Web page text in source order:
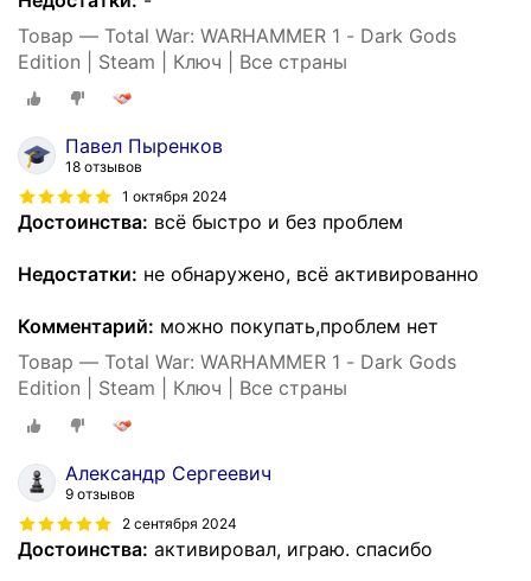
Товар — Total War: WARHAMMER 1 - Dark Gods
Edition | Steam | Ключ | Все страны
Павел Пыренков
18 отзывов
1 октября 2024
Достоинства: всё быстро и без проблем
Недостатки: не обнаружено, всё активированно
Комментарий: можно покупать,проблем нет
Товар — Total War: WARHAMMER 1 - Dark Gods
Edition | Steam | Ключ | Все страны
Александр Сергеевич
9 отзывов
2 сентября 2024
Достоинства: активировал, играю. спасибо